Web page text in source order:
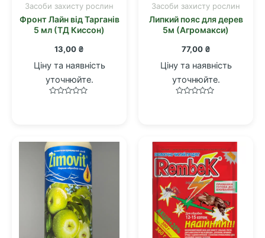
Засоби захисту рослин
Фронт Лайн від Тарганів
5 мл (ТД Киссон)
13,00 ₴
Ціну та наявність
уточнюйте.
Засоби захисту рослин
Липкий пояс для дерев
5м (Агромакси)
77,00 ₴
Ціну та наявність
уточнюйте.